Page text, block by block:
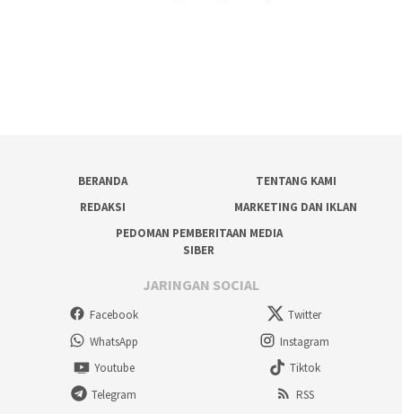
BERANDA
TENTANG KAMI
REDAKSI
MARKETING DAN IKLAN
PEDOMAN PEMBERITAAN MEDIA
SIBER
JARINGAN SOCIAL
Facebook
Twitter
WhatsApp
Instagram
Youtube
Tiktok
Telegram
RSS